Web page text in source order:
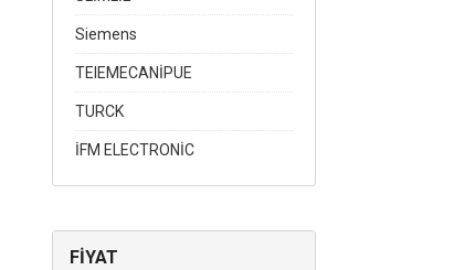
Siemens
TEIEMECANİPUE
TURCK
İFM ELECTRONİC
FİYAT